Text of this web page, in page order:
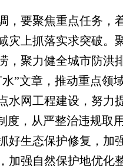
要聚焦重点任务，着
灾上抓落实求突破。
，聚力健全城市防洪
”文章，推动重点领
水网工程建设，努力
度，从严整治违规取
好生态保护修复，加
加强自然保护地优化